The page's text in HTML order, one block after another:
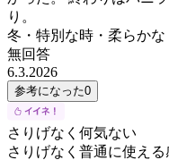
り。
冬・特別な時・柔らかな
無回答
6.3.2026
参考になった0
さりげなく何気ない
さりげなく普通に使え